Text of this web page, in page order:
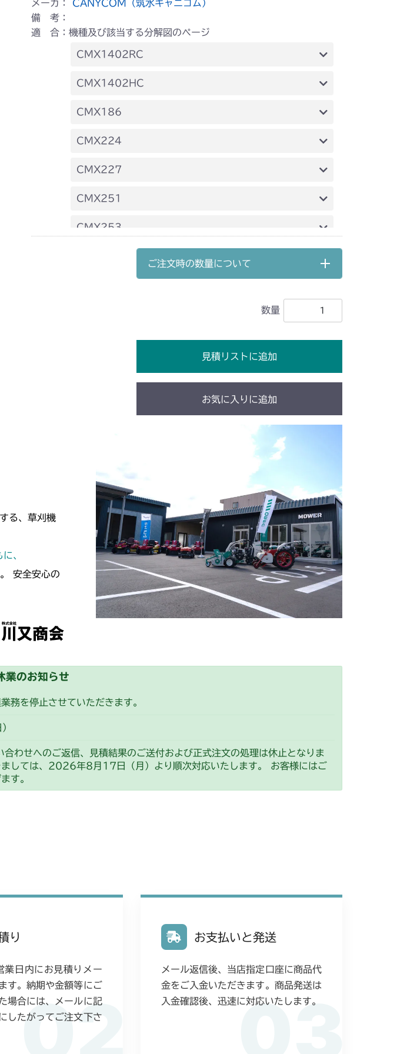
メーカ： CANYCOM（筑水キャニコム）
備 考：
適 合：機種及び該当する分解図のページ
CMX1402RC
フロントデフ FIG1 ケース
CMX1402HC
フロントデフ FIG1 ケース
CMX186
フロントデフ FIG1 ケース
CMX224
フロントデフ FIG1 ケース
CMX227
フロントデフ FIG1 ケース
CMX251
フロントデフ FIG1 ケース
CMX253
フロントデフ FIG1 ケース
CMX2202YCV/YCS
CMX2402HC
フロントデフ FIG1 ケース
CMX2506RC
フロントデフ FIG1 ケース
CMX2506YC/YCV/YCS
フロントデフ FIG1 ケース
CMX2508YC/YCS
フロントデフ FIG1 ケース
ご注文時の数量について
数量
見積リストに追加
お気に入りに追加
る、草刈機
、
安全安心の
業のお知らせ
務を停止させていただきます。
わせへのご返信、見積結果のご送付および正式注文の処理は休止となりま
しては、2026年8月17日（月）より順次対応いたします。 お客様にはご
す。
02
り
日内にお見積りメー
す。納期や金額等にご
場合には、メールに記
したがってご注文下さ
03
お支払いと発送
メール返信後、当店指定口座に商品代
金をご入金いただきます。商品発送は
入金確認後、迅速に対応いたします。